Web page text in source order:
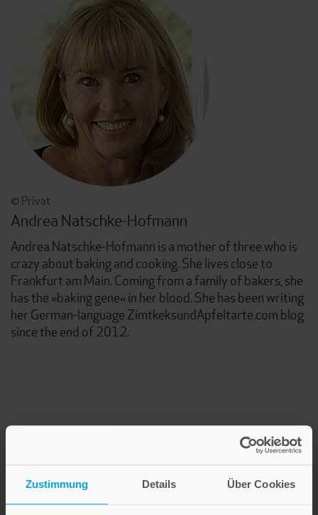
Zustimmung Details Über Cookies
© Privat
Andrea Natschke-Hofmann
Andrea Natschke-Hofmann is a mother of three who is
crazy about baking and cooking. She lives close to
Frankfurt am Main. Coming from a family of bakers, she
has the »baking gene« in her blood. She has been writing
her German-language ZimtkeksundApfeltarte.com blog
since the end of 2012.